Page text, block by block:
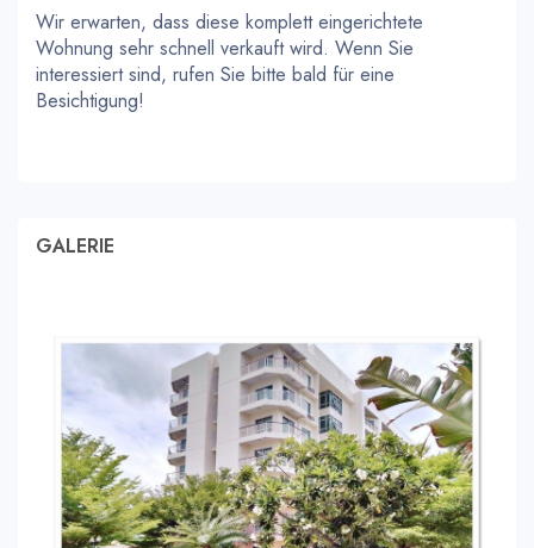
Wir erwarten, dass diese komplett eingerichtete
Wohnung sehr schnell verkauft wird. Wenn Sie
interessiert sind, rufen Sie bitte bald für eine
Besichtigung!
GALERIE